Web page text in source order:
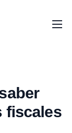
fiscales